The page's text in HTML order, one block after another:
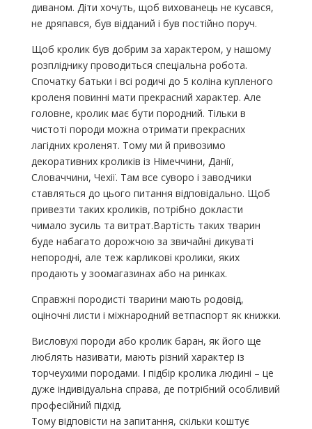
диваном. Діти хочуть, щоб вихованець не кусався,
не дряпався, був відданий і був постійно поруч.
Щоб кролик був добрим за характером, у нашому
розпліднику проводиться спеціальна робота.
Спочатку батьки і всі родичі до 5 коліна купленого
кроленя повинні мати прекрасний характер. Але
головне, кролик має бути породний. Тільки в
чистоті породи можна отримати прекрасних
лагідних кроленят. Тому ми й привозимо
декоративних кроликів із Німеччини, Данії,
Словаччини, Чехії. Там все суворо і заводчики
ставляться до цього питання відповідально. Щоб
привезти таких кроликів, потрібно докласти
чимало зусиль та витрат.Вартість таких тварин
буде набагато дорожчою за звичайні дикуваті
непородні, але теж карликові кролики, яких
продають у зоомагазинах або на ринках.
Справжні породисті тварини мають родовід,
оціночні листи і міжнародний ветпаспорт як книжки.
Висловухі породи або кролик баран, як його ще
люблять називати, мають різний характер із
торчеухими породами. І підбір кролика людині – це
дуже індивідуальна справа, де потрібний особливий
професійний підхід.
Тому відповісти на запитання, скільки коштує